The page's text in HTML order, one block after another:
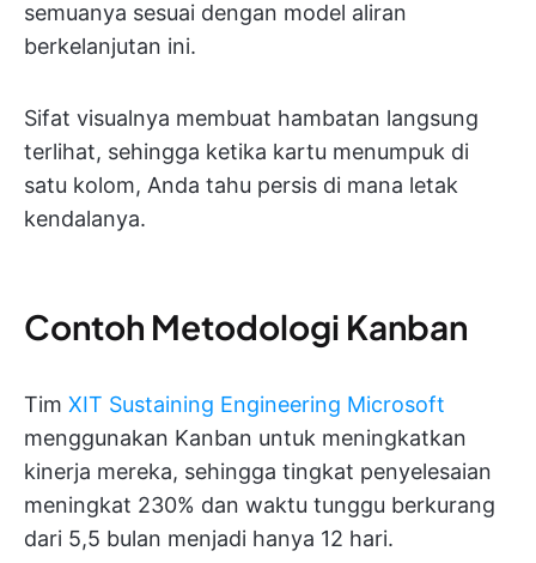
semuanya sesuai dengan model aliran
berkelanjutan ini.
Sifat visualnya membuat hambatan langsung
terlihat, sehingga ketika kartu menumpuk di
satu kolom, Anda tahu persis di mana letak
kendalanya.
Contoh Metodologi Kanban
Tim XIT Sustaining Engineering Microsoft
menggunakan Kanban untuk meningkatkan
kinerja mereka, sehingga tingkat penyelesaian
meningkat 230% dan waktu tunggu berkurang
dari 5,5 bulan menjadi hanya 12 hari.